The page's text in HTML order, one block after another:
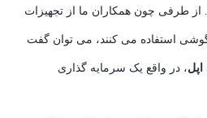
از طرفی چون همکاران ما از تجهیزات
گوشی استفاده می کنند، می توان گفت
اپل، در واقع یک سرمایه گذاری